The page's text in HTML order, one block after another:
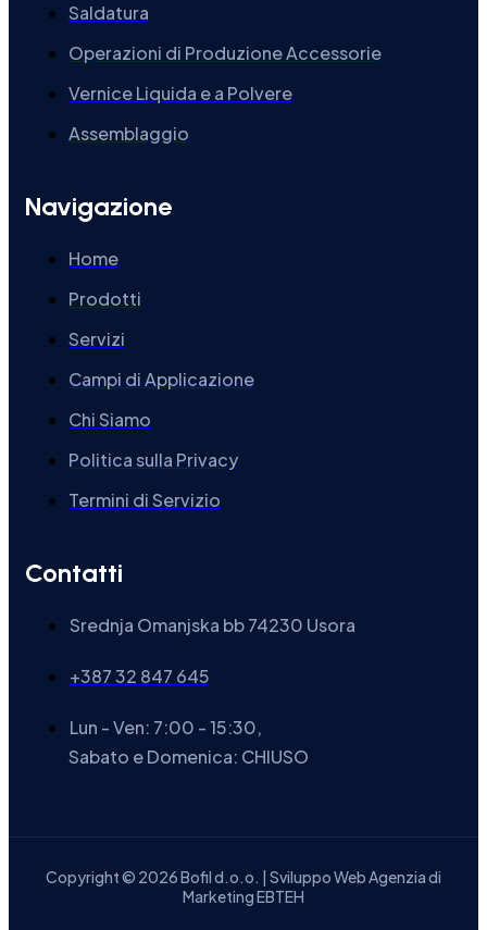
Saldatura
Operazioni di Produzione Accessorie
Vernice Liquida e a Polvere
Assemblaggio
Navigazione
Home
Prodotti
Servizi
Campi di Applicazione
Chi Siamo
Politica sulla Privacy
Termini di Servizio
Contatti
Srednja Omanjska bb 74230 Usora
+387 32 847 645
Lun - Ven: 7:00 - 15:30,
Sabato e Domenica: CHIUSO
Copyright © 2026 Bofil d.o.o. | Sviluppo Web Agenzia di
Marketing EBTEH